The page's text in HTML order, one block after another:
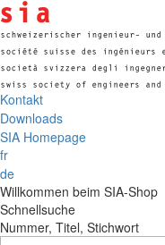
Kontakt
Downloads
SIA Homepage
fr
de
Willkommen beim SIA-Shop
Schnellsuche
Nummer, Titel, Stichwort